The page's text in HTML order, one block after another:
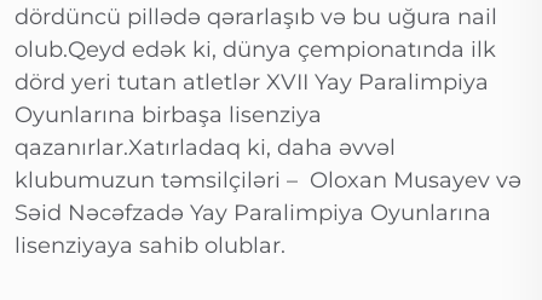
dördüncü pillədə qərarlaşıb və bu uğura nail
olub.Qeyd edək ki, dünya çempionatında ilk
dörd yeri tutan atletlər XVII Yay Paralimpiya
Oyunlarına birbaşa lisenziya
qazanırlar.Xatırladaq ki, daha əvvəl
klubumuzun təmsilçiləri – Oloxan Musayev və
Səid Nəcəfzadə Yay Paralimpiya Oyunlarına
lisenziyaya sahib olublar.